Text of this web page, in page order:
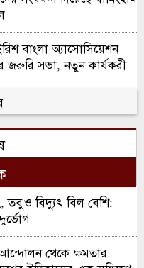
বাংলা অ্যাসোসিয়েশন
জরুরি সভা, নতুন কার্যকরী
উদ্যোগে কাউন্সিলর
ইসলাহ’র বার্ষিক
স্বীকৃতি ; দারুল
সাফল্য উদযাপন
ইউ বি এ স্যাটেলাইট
তবুও বিদ্যুৎ বিল বেশি:
থেকে ক্ষমতার